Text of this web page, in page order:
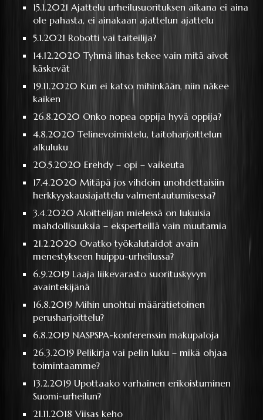
15.1.2021Ajattelu urheilusuorituksen aikana ei aina
ole pahasta, ei ainakaan ajattelun ajattelu
5.1.2021 Robotti vai taiteilija?
14.12.2020Tyhmä lihas tekee vain mitä aivot
käskevät
19.11.2020 Kun ei katso mihinkään, niin näkee
kaiken
26.8.2020 Onko nopea oppija hyvä oppija?
4.8.2020Telinevoimistelu, taitoharjoittelun
alkuluku
20.5.2020 Erehdy – opi – vaikeuta
17.4.2020 Mitäpä jos vihdoin unohdettaisiin
herkkyyskausiajattelu valmentautumisessa?
3.4.2020Aloittelijan mielessä on lukuisia
mahdollisuuksia – eksperteillä vain muutamia
21.2.2020 Ovatko työkalutaidot avain
menestykseen huippu-urheilussa?
6.9.2019Laaja liikevarasto suorituskyvyn
avaintekijänä
16.8.2019 Mihin unohtui määrätietoinen
perusharjoittelu?
6.8.2019 NASPSPA-konferenssin makupaloja
26.3.2019Pelikirja vai pelin luku – mikä ohjaa
toimintaamme?
13.2.2019Upottaako varhainen erikoistuminen
Suomi-urheilun?
21.11.2018Viisas keho